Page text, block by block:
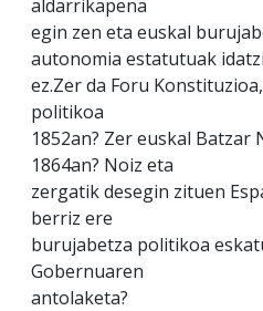
aldarrikapena
egin zen eta euskal
autonomia estatutuak
ez.Zer da Foru
politikoa
1852an? Zer euskal
1864an? Noiz eta
zergatik desegin zituen
berriz ere
burujabetza politikoa
Gobernuaren
antolaketa?